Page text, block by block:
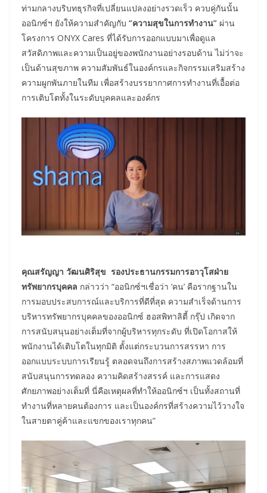
ท่ามกลางบริบทธุรกิจที่เปลี่ยนแปลงอย่างรวดเร็ว ควบคู่กันนั้น
ออนิกซ์ฯ ยังให้ความสำคัญกับ “ความสุขในการทำงาน” ผ่าน
โครงการ ONYX Cares ที่ได้รับการออกแบบมาเพื่อดูแล
สวัสดิภาพและความเป็นอยู่ของพนักงานอย่างรอบด้าน ไม่ว่าจะ
เป็นด้านสุขภาพ ความสัมพันธ์ในองค์กรและกิจกรรมเสริมสร้าง
ความผูกพันภายในทีม เพื่อสร้างบรรยากาศการทำงานที่เอื้อต่อ
การเติบโตทั้งในระดับบุคคลและองค์กร
คุณสรัญญา วัฒนศิริสุข รองประธานกรรมการอาวุโสฝ่าย
ทรัพยากรบุคคล กล่าวว่า “ออนิกซ์ฯเชื่อว่า ‘คน’ คือรากฐานใน
การมอบประสบการณ์และบริการที่ดีที่สุด ความสำเร็จด้านการ
บริหารทรัพยากรบุคคลของออนิกซ์ ฮอสพิทาลิตี้ กรุ๊ป เกิดจาก
การสนับสนุนอย่างเต็มที่จากผู้บริหารทุกระดับ ที่เปิดโอกาสให้
พนักงานได้เติบโตในทุกมิติ ตั้งแต่กระบวนการสรรหา การ
ออกแบบระบบการเรียนรู้ ตลอดจนถึงการสร้างสภาพแวดล้อมที่
สนับสนุนการทดลอง ความคิดสร้างสรรค์ และการแสดง
ศักยภาพอย่างเต็มที่ นี่คือเหตุผลที่ทำให้ออนิกซ์ฯ เป็นทั้งสถานที่
ทำงานที่หลายคนต้องการ และเป็นองค์กรที่สร้างความไว้วางใจ
ในสายตาคู่ค้าและแขกของเราทุกคน”